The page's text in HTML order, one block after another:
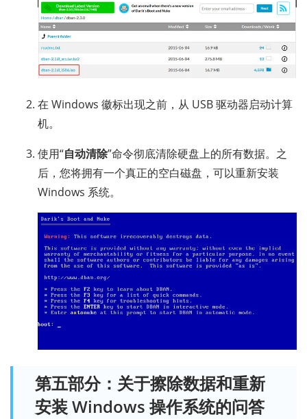
在 Windows 徽标出现之前，从 USB 驱动器启动计算
机。
使用“自动清除”命令彻底清除硬盘上的所有数据。之
后，您将拥有一个真正的空白磁盘，可以重新安装
Windows 系统。
第五部分：关于擦除数据和重新
安装 Windows 操作系统的问答